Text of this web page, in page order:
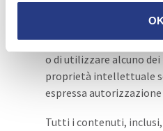
OK
all’utente. Accetta
alcun interesse su tale
o di utilizzare alcuno
proprietà intellettuale
espressa
Tutti i contenuti,